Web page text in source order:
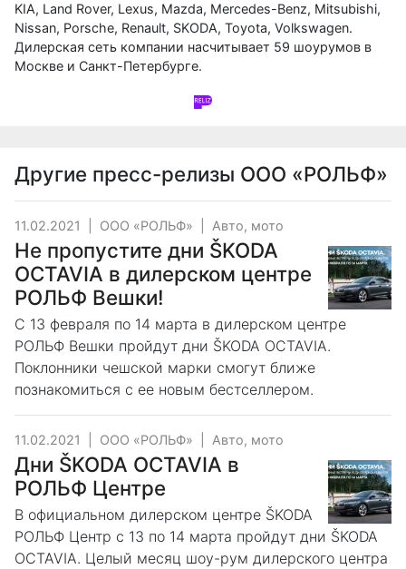
KIA, Land Rover, Lexus, Mazda, Mercedes-Benz, Mitsubishi,
Nissan, Porsche, Renault, SKODA, Toyota, Volkswagen.
Дилерская сеть компании насчитывает 59 шоурумов в
Москве и Санкт-Петербурге.
Другие пресс-релизы ООО «РОЛЬФ»
11.02.2021 ООО «РОЛЬФ» Авто, мото
Не пропустите дни ŠKODA
OCTAVIA в дилерском центре
РОЛЬФ Вешки!
С 13 февраля по 14 марта в дилерском центре
РОЛЬФ Вешки пройдут дни ŠKODA OCTAVIA.
Поклонники чешской марки смогут ближе
познакомиться с ее новым бестселлером.
11.02.2021 ООО «РОЛЬФ» Авто, мото
Дни ŠKODA OCTAVIA в
РОЛЬФ Центре
В официальном дилерском центре ŠKODA
РОЛЬФ Центр с 13 по 14 марта пройдут дни ŠKODA
OCTAVIA. Целый месяц шоу-рум дилерского центра